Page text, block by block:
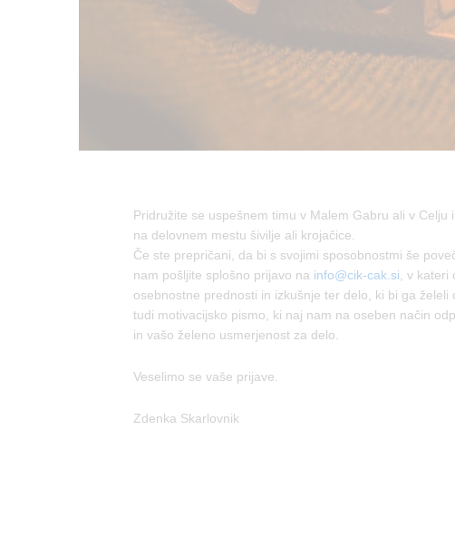
Pridružite se uspešnem timu v Malem Gabru ali v Celju
na delovnem mestu šivilje ali krojačice.
Če ste prepričani, da bi s svojimi sposobnostmi še
nam pošljite splošno prijavo na info@cik-cak.si , v
osebnostne prednosti in izkušnje ter delo, ki bi ga želeli
tudi motivacijsko pismo, ki naj nam na oseben način
in vašo želeno usmerjenost za delo.
Veselimo se vaše prijave.
Zdenka Skarlovnik